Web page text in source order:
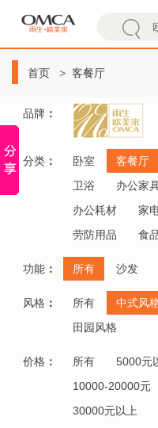
首页 客餐厅
品牌 ：
分类 ： 卧室 客餐厅
卫浴
办公家
办公耗材
家
劳防用品
食
功能 ： 所有 沙发
风格 ： 所有 中式风
田园风格
价格 ： 所有 5000元
10000-20000元
30000元以上